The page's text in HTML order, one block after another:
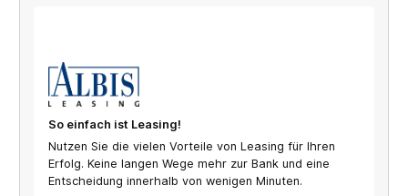
So einfach ist Leasing!
Nutzen Sie die vielen Vorteile von Leasing für Ihren
Erfolg. Keine langen Wege mehr zur Bank und eine
Entscheidung innerhalb von wenigen Minuten.